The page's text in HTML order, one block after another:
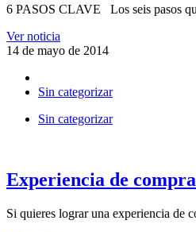
6 PASOS CLAVE Los seis pasos
Ver noticia
14 de mayo de 2014
Sin categorizar
Sin categorizar
Experiencia de
Si quieres lograr una experiencia de